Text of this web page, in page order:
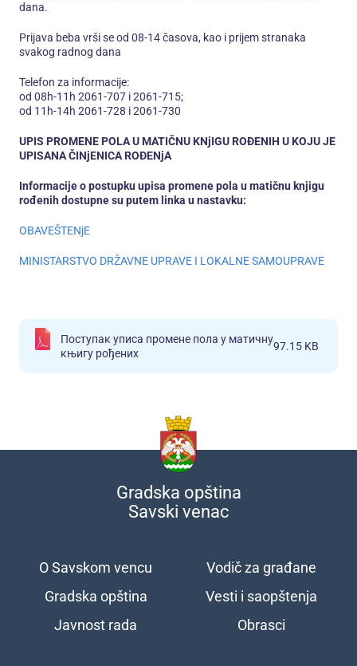
dana.
Prijava beba vrši se od 08-14 časova, kao i prijem stranaka
svakog radnog dana
Telefon za informacije:
od 08h-11h 2061-707 i 2061-715;
od 11h-14h 2061-728 i 2061-730
UPIS PROMENE POLA U MATIČNU KNjIGU ROĐENIH U KOJU JE
UPISANA ČINjENICA ROĐENjA
Informacije o postupku upisa promene pola u matičnu knjigu
rođenih dostupne su putem linka u nastavku:
OBAVEŠTENjE
MINISTARSTVO DRŽAVNE UPRAVE I LOKALNE SAMOUPRAVE
Поступак уписа промене пола у матичну
књигу рођених
97.15 KB
Gradska opština
Savski venac
Подножје
O Savskom vencu
Gradska opština
Javnost rada
Vodič za građane
Vesti i saopštenja
Obrasci